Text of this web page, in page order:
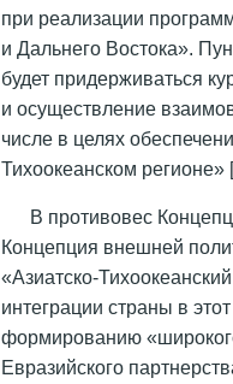
при реализации
и Дальнего Востока».
будет придерживаться
и осуществление
числе в целях
Тихоокеанском
В противовес
Концепция внешней
«Азиатско-
интеграции страны в
формированию
Евразийского